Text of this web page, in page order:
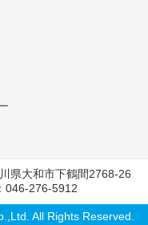
県大和市下鶴間2768-26
046-276-5912
All Rights Reserved.